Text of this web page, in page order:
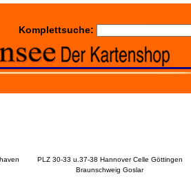
Komplettsuche:
PLZ 30-33 u.37-38 Hannover Celle Göttingen
Braunschweig Goslar